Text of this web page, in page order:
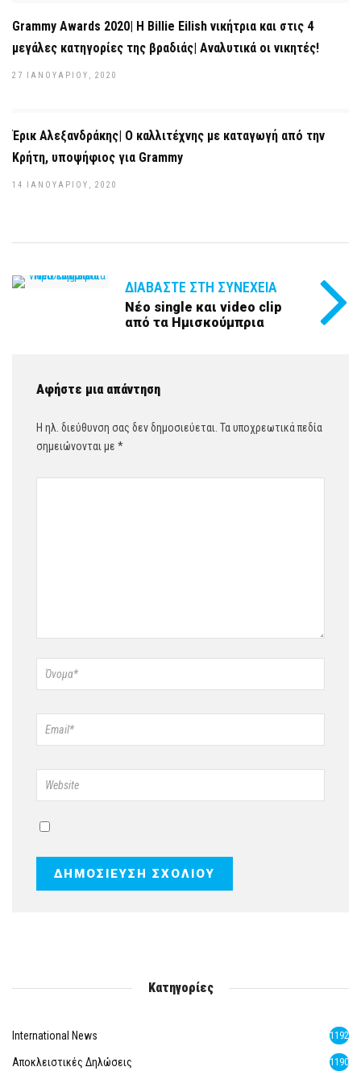
Grammy Awards 2020| Η Billie Eilish νικήτρια και στις 4
μεγάλες κατηγορίες της βραδιάς| Αναλυτικά οι νικητές!
27 ΙΑΝΟΥΑΡΊΟΥ, 2020
Έρικ Αλεξανδράκης| Ο καλλιτέχνης με καταγωγή από την
Κρήτη, υποψήφιος για Grammy
14 ΙΑΝΟΥΑΡΊΟΥ, 2020
ΔΙΑΒΆΣΤΕ ΣΤΗ ΣΥΝΈΧΕΙΑ
Νέο single και video clip
από τα Ημισκούμπρια
Αφήστε μια απάντηση
Η ηλ. διεύθυνση σας δεν δημοσιεύεται. Τα υποχρεωτικά πεδία
σημειώνονται με *
Κατηγορίες
International News 1192
Αποκλειστικές Δηλώσεις 1190